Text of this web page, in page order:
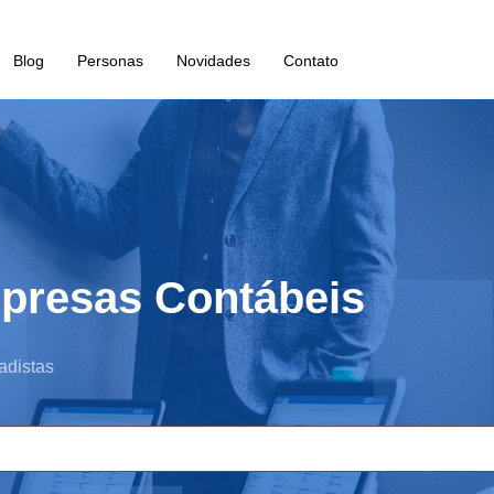
Blog Personas Novidades Contato
Contábeis